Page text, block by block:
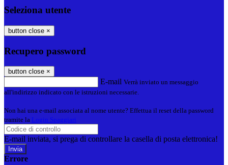
Seleziona utente
button close ×
Recupero password
button close ×
E-mail Verrà inviato un messaggio
all'indirizzo indicato con le istruzioni necessarie.
Non hai una e-mail associata al nome utente? Effettua il reset della password
tramite la Login Spaggiari
E-mail inviata, si prega di controllare la casella di posta elettronica!
Errore